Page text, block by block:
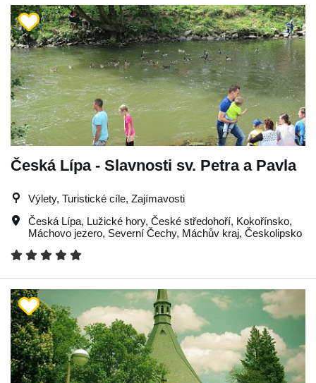
Česká Lípa - Slavnosti sv. Petra a Pavla
Výlety, Turistické cíle, Zajímavosti
Česká Lípa, Lužické hory, České středohoří, Kokořínsko,
Máchovo jezero, Severní Čechy, Máchův kraj, Českolipsko